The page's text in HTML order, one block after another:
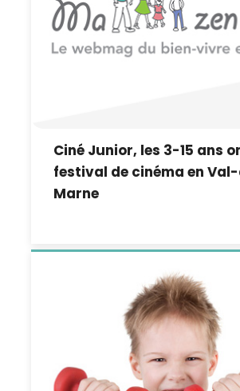
Ciné Junior, les 3-15 ans
festival de cinéma en
Marne